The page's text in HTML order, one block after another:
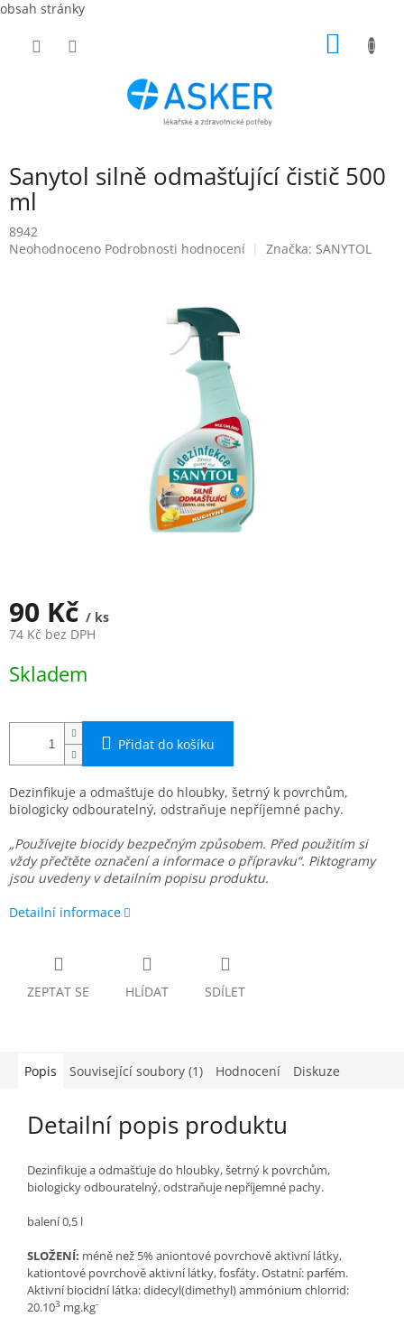
obsah stránky
Sanytol silně odmašťující čistič 500
ml
8942
Průměrné
Neohodnoceno Podrobnosti hodnocení Značka: SANYTOL
90 Kč / ks
74 Kč bez DPH
cena:
Skladem
Přidat do košíku
Dezinfikuje a odmašťuje do hloubky, šetrný k povrchům,
biologicky odbouratelný, odstraňuje nepříjemné pachy.
„Používejte biocidy bezpečným způsobem. Před použitím si
vždy přečtěte označení a informace o přípravku“. Piktogramy
jsou uvedeny v detailním popisu produktu.
Detailní informace
ZEPTAT SE HLÍDAT SDÍLET
Popis Související soubory (1) Hodnocení Diskuze
Detailní popis produktu
Dezinfikuje a odmašťuje do hloubky, šetrný k povrchům,
biologicky odbouratelný, odstraňuje nepříjemné pachy.
balení 0,5 l
SLOŽENÍ: méně než 5% aniontové povrchově aktivní látky,
kationtové povrchově aktivní látky, fosfáty. Ostatní: parfém.
Aktivní biocidní látka: didecyl(dimethyl) ammónium chlorrid:
20.103 mg.kg-